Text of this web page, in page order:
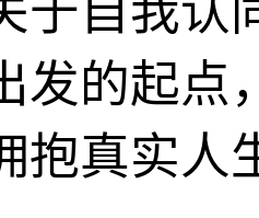
于自我认
发的起点
抱真实人